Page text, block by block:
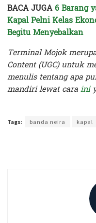
BACA JUGA 6 Barang
Kapal Pelni Kelas
Begitu Menyebalkan
Terminal Mojok
Content (UGC) untuk
menulis tentang apa
mandiri lewat caraini
Tags: banda neira kapal